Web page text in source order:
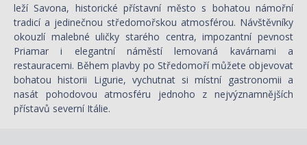
leží Savona, historické přístavní město s bohatou námořní
tradicí a jedinečnou středomořskou atmosférou. Návštěvníky
okouzlí malebné uličky starého centra, impozantní pevnost
Priamar i elegantní náměstí lemovaná kavárnami a
restauracemi. Během plavby po Středomoří můžete objevovat
bohatou historii Ligurie, vychutnat si místní gastronomii a
nasát pohodovou atmosféru jednoho z nejvýznamnějších
přístavů severní Itálie.